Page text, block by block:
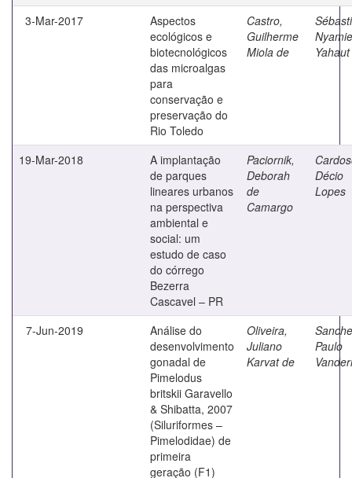
3-Mar-2017
Aspectos
ecológicos e
biotecnológicos
das microalgas
para
conservação e
preservação do
Rio Toledo
Castro,
Guilherme
Miola de
Yahaut
19-Mar-2018
A implantação
de parques
lineares urbanos
na perspectiva
ambiental e
social: um
estudo de caso
do córrego
Bezerra
Cascavel – PR
Paciornik,
Deborah
de
Camargo
Décio
Lopes
7-Jun-2019
Análise do
desenvolvimento
gonadal de
Pimelodus
britskii Garavello
& Shibatta, 2007
(Siluriformes –
Pimelodidae) de
primeira
geração (F1)
Oliveira,
Juliano
Karvat de
Paulo